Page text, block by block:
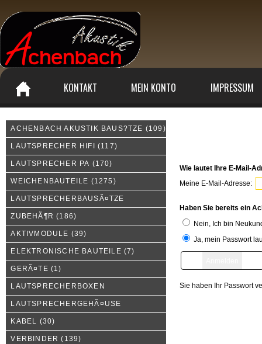
KONTAKT MEIN KONTO IMPRESSUM
ACHENBACH AKUSTIK BAUS?TZE (109)
LAUTSPRECHER HIFI (117)
LAUTSPRECHER PA (170)
WEICHENBAUTEILE (1275)
LAUTSPRECHERBAUSÃ¤TZE
ZUBEHÃ¶R (186)
AKTIVMODULE (39)
ELEKTRONISCHE BAUTEILE (7)
GERÃ¤TE (1)
LAUTSPRECHERBOXEN
LAUTSPRECHERGEHÃ¤USE
KABEL (30)
VERBINDER (139)
Wie lautet Ihre E-Mail-
Meine E-Mail-Adresse:
Haben Sie bereits ein
Nein, Ich bin
Ja, mein Passwort
Sie haben Ihr Passwort